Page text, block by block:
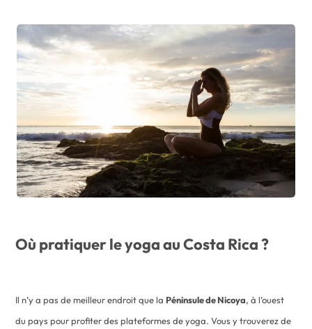
Où pratiquer le yoga au Costa Rica ?
Il n’y a pas de meilleur endroit que la Péninsule de Nicoya, à l’ouest
du pays pour profiter des plateformes de yoga. Vous y trouverez de